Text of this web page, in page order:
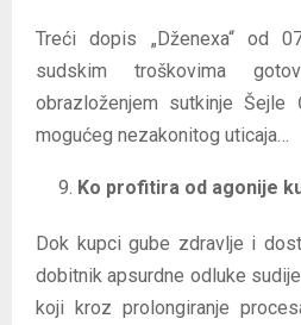
Treći dopis „Dženexa“ od
sudskim troškovima
obrazloženjem sutkinje Šejle
mogućeg nezakonitog uticaja…
Ko profitira od agonije
Dok kupci gube zdravlje i
dobitnik apsurdne odluke sudije
koji kroz prolongiranje